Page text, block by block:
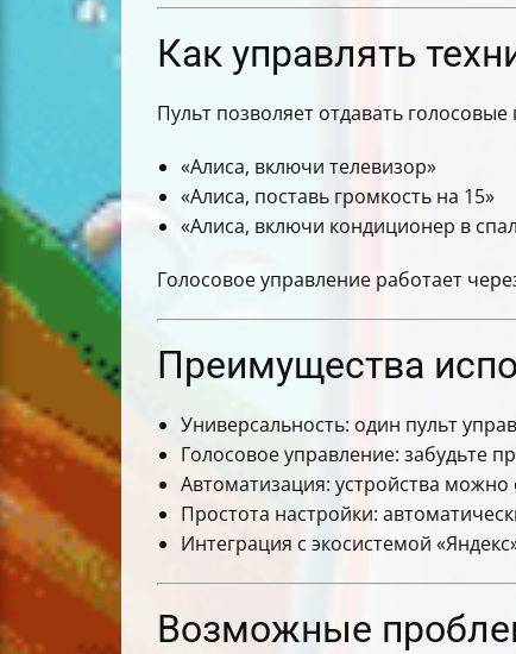
Как управлять
Пульт позволяет отдавать
«Алиса, включи телевизор»
«Алиса, поставь громкость на 15»
«Алиса, включи кондиционер в
Голосовое управление работает
Преимущества
Универсальность: один пульт
Голосовое управление: забудьте
Автоматизация: устройства
Простота настройки:
Интеграция с экосистемой
Возможные